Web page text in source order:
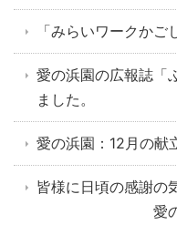
「みらいワークかご
愛の浜園の広報誌「
ました。
愛の浜園：12月の献
皆様に日頃の感謝の
愛の浜園感